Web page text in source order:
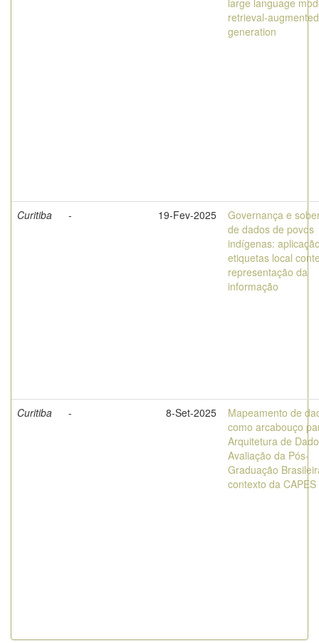
large language
retrieval-augmented
generation
Curitiba - 19-Fev-2025
Governança e
de dados de povos
indígenas:
etiquetas local
representação da
informação
Curitiba - 8-Set-2025
Mapeamento de
como arcabouço
Arquitetura de
Avaliação da Pós-
Graduação
contexto da CAPES